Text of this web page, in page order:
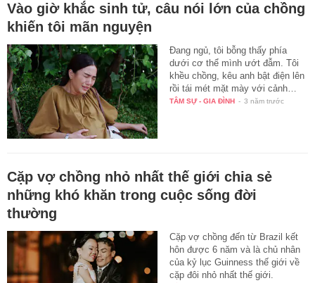
Vào giờ khắc sinh tử, câu nói lớn của chồng
khiến tôi mãn nguyện
Đang ngủ, tôi bỗng thấy phía
dưới cơ thể mình ướt đẫm. Tôi
khều chồng, kêu anh bật điện lên
rồi tái mét mặt mày với cảnh…
TÂM SỰ - GIA ĐÌNH - 3 năm trước
Cặp vợ chồng nhỏ nhất thế giới chia sẻ
những khó khăn trong cuộc sống đời
thường
Cặp vợ chồng đến từ Brazil kết
hôn được 6 năm và là chủ nhân
của kỷ lục Guinness thế giới về
cặp đôi nhỏ nhất thế giới.